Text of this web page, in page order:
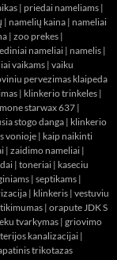
| priedai nameliams |
| namelių kaina | nameliai
| zoo prekes |
nameliai | namelis |
vaikams| vaiku
pervezimas klaipeda
| klinkerio trinkeles |
starwax 637|
stogo danga| klinkerio
vonioje| kaip naikinti
| zaidimo nameliai |
| toneriai | kaseciu
| septikams |
| klinkeris | vestuviu
| orapute JDK S
tvarkymas | griovimo
kanalizacijai |
trikotazas